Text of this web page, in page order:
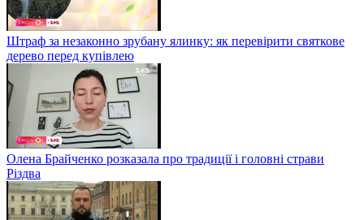
Штраф за незаконно зрубану ялинку: як перевірити святкове
дерево перед купівлею
Олена Брайченко розказала про традиції і головні страви
Різдва